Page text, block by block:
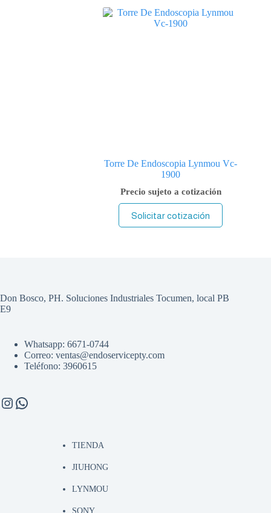
Torre De Endoscopia Lynmou Vc-
1900
Precio sujeto a cotización
Solicitar cotización
Don Bosco, PH. Soluciones Industriales Tocumen, local PB
E9
Whatsapp: 6671-0744
Correo: ventas@endoservicepty.com
Teléfono: 3960615
Instagram
WhatsApp
TIENDA
JIUHONG
LYNMOU
SONY